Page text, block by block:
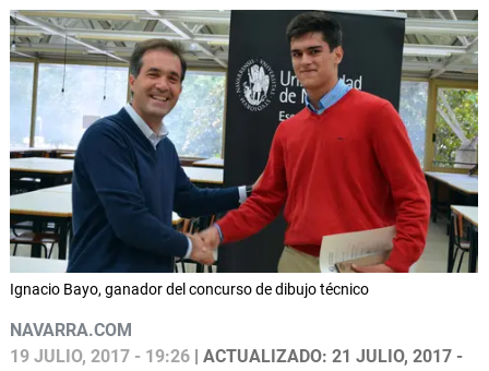
Ignacio Bayo, ganador del concurso de dibujo técnico
NAVARRA.COM
19 JULIO, 2017 - 19:26 | ACTUALIZADO: 21 JULIO, 2017 -